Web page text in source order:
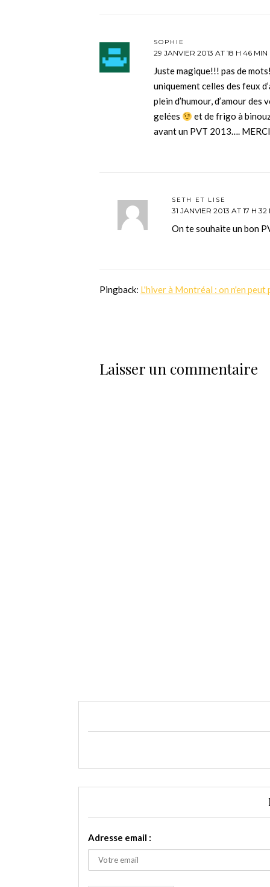
SOPHIE
29 JANVIER 2013 AT 18 H 46 MIN
Juste magique!!! pas de
uniquement celles des feux
plein d’humour, d’amour
gelées
et de frigo à
avant un PVT 2013…. MERCI
SETH ET LISE
31 JANVIER 2013 AT 17 H 32
On te souhaite un bon
Pingback: L'hiver à Montréal : on n'en peut
Laisser un commentaire
Adresse email :